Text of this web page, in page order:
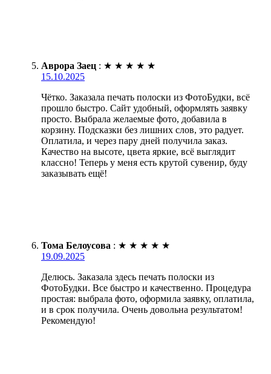
Аврора Заец : ★ ★ ★ ★ ★
15.10.2025
Чётко. Заказала печать полоски из ФотоБудки, всё
прошло быстро. Сайт удобный, оформлять заявку
просто. Выбрала желаемые фото, добавила в
корзину. Подсказки без лишних слов, это радует.
Оплатила, и через пару дней получила заказ.
Качество на высоте, цвета яркие, всё выглядит
классно! Теперь у меня есть крутой сувенир, буду
заказывать ещё!
Тома Белоусова : ★ ★ ★ ★ ★
19.09.2025
Делюсь. Заказала здесь печать полоски из
ФотоБудки. Все быстро и качественно. Процедура
простая: выбрала фото, оформила заявку, оплатила,
и в срок получила. Очень довольна результатом!
Рекомендую!